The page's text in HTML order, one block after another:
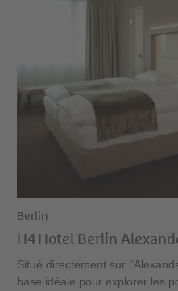
Berlin
H4 Hotel Berlin
Situé directement sur
base idéale pour explorer les